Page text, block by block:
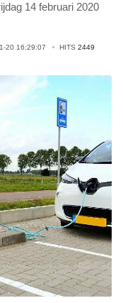
14 februari 2020
20 16:29:07 HITS 2449